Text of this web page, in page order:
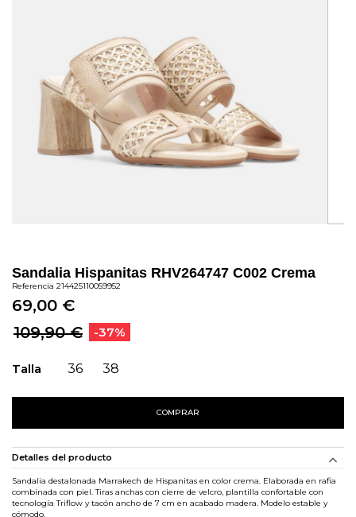
Sandalia Hispanitas RHV264747 C002 Crema
Referencia 214425110059952
69,00 €
109,90 €
-37%
Talla 36 38
COMPRAR
Detalles del producto
Sandalia destalonada Marrakech de Hispanitas en color crema. Elaborada en rafia
combinada con piel. Tiras anchas con cierre de velcro, plantilla confortable con
tecnología Triflow y tacón ancho de 7 cm en acabado madera. Modelo estable y
cómodo.